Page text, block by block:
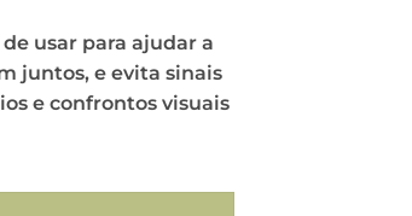
de usar para ajudar a
juntos, e evita sinais
e confrontos visuais
48ml